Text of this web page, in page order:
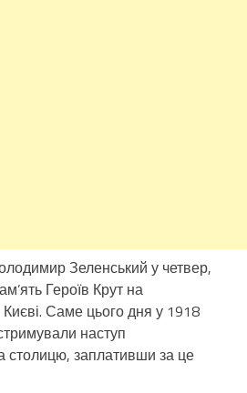
Зеленський у четвер,
Героїв Крут на
Саме цього дня у 1918
наступ
столицю, заплативши за це